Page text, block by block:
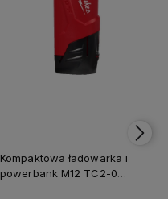
Kompaktowa ładowarka i
powerbank M12 TC2-0